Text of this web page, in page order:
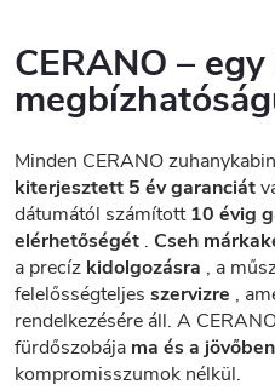
CERANO –
Minden CERANO
kiterjesztett 5 év garanciát
dátumától számított10 évig
elérhetőségét . Cseh
a precíz kidolgozásra , a
felelősségteljes szervizre ,
rendelkezésére áll. A
fürdőszobája ma és a
kompromisszumok nélkül.